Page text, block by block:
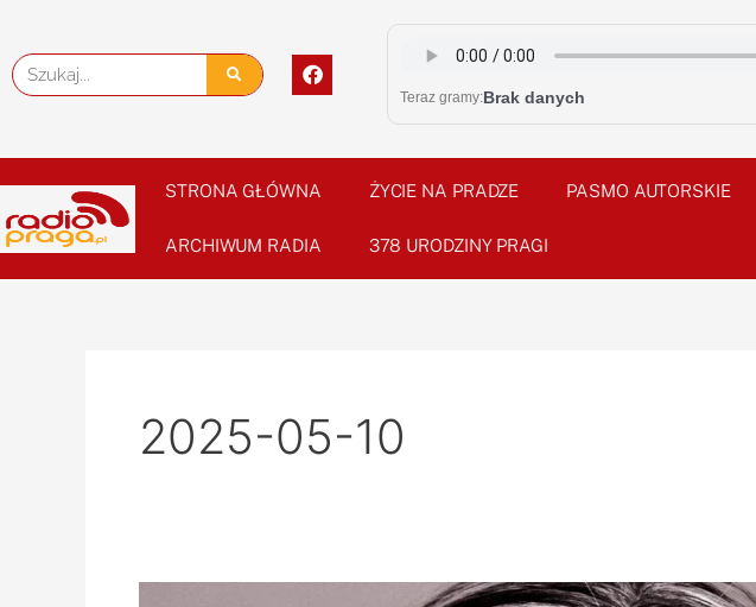
content
Szukaj
F
a
c
o
o
k
Teraz gramy:Brak danych
STRONA GŁÓWNA ŻYCIE NA PRADZE PASMO AUTORSKIE
ARCHIWUM RADIA 378 URODZINY PRAGI
2025-05-10